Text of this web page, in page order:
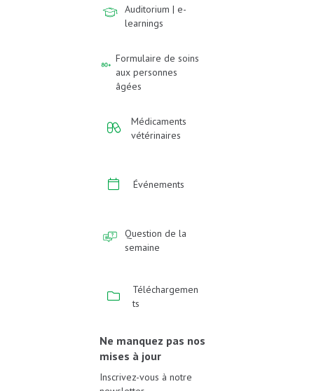
Auditorium | e-
learnings
Formulaire de soins
aux personnes
âgées
Médicaments
vétérinaires
Événements
Question de la
semaine
Téléchargemen
ts
Ne manquez pas nos
mises à jour
Inscrivez-vous à notre